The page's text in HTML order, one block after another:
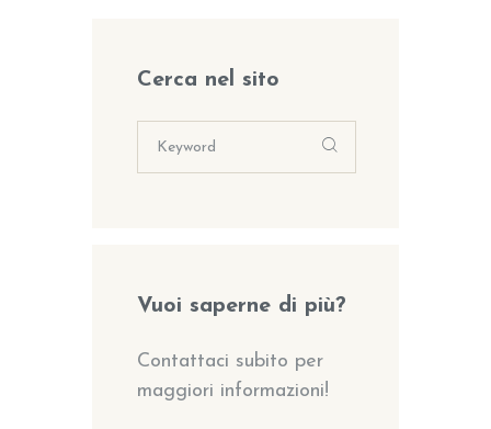
Cerca nel sito
Vuoi saperne di più?
Contattaci subito per
maggiori informazioni!